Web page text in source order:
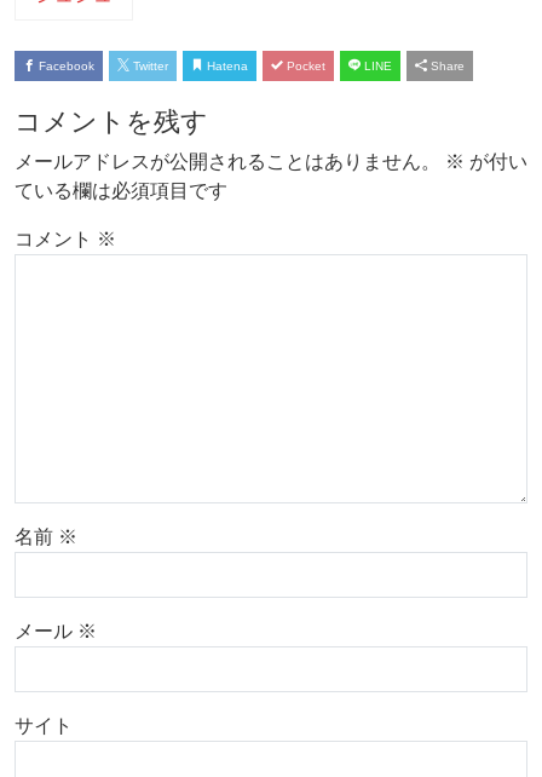
Facebook Twitter Hatena Pocket LINE Share
コメントを残す
メールアドレスが公開されることはありません。 ※ が付い
ている欄は必須項目です
コメント ※
名前 ※
メール ※
サイト